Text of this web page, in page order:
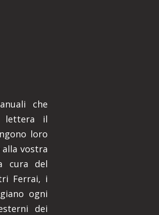
che
lettera il
loro
vostra
cura del
Ferrai, i
ogni
dei